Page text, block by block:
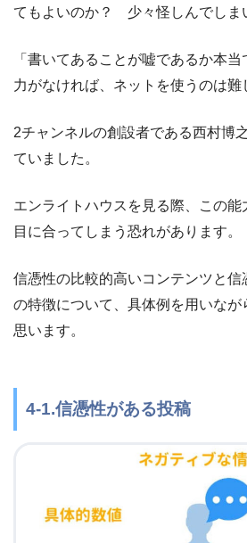
てもよいのか？ 少々怪しんでしま
「書いてあることが嘘であるか本
力がなければ、ネットを使うのは難
2チャンネルの創設者である西村博
ていました。
エンライトハウスを見る際、この
目に合ってしまう恐れがあります。
信憑性の比較的高いコンテンツと信
の特徴について、具体例を用いなが
思います。
4-1.信憑性がある投稿